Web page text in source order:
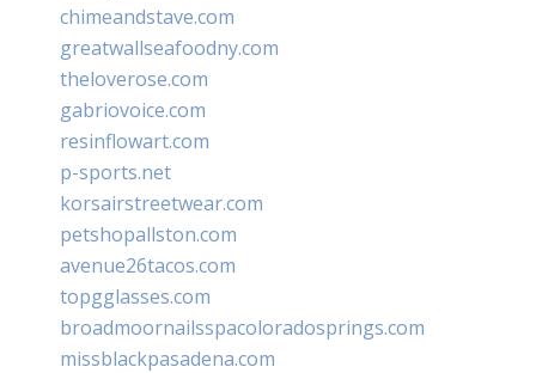
chimeandstave.com
greatwallseafoodny.com
theloverose.com
gabriovoice.com
resinflowart.com
p-sports.net
korsairstreetwear.com
petshopallston.com
avenue26tacos.com
topgglasses.com
broadmoornailsspacoloradosprings.com
missblackpasadena.com